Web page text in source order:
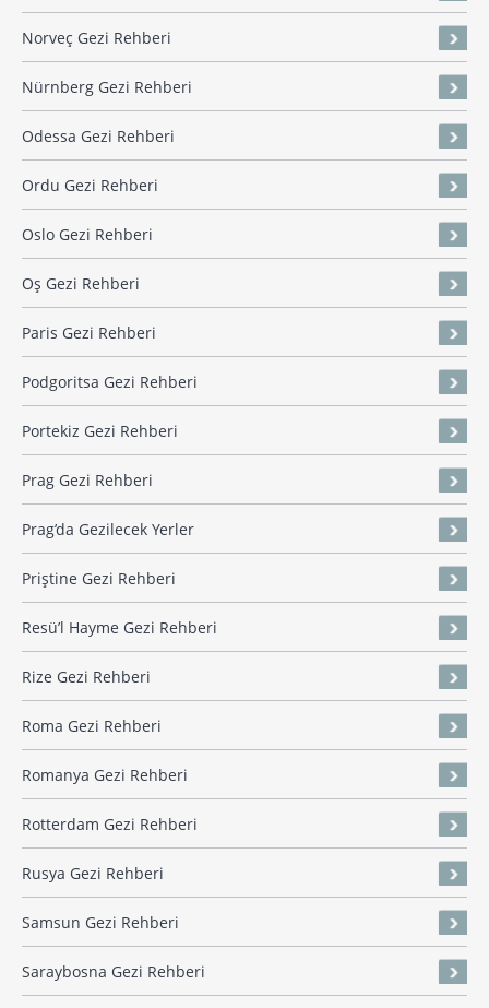
Norveç Gezi Rehberi
Nürnberg Gezi Rehberi
Odessa Gezi Rehberi
Ordu Gezi Rehberi
Oslo Gezi Rehberi
Oş Gezi Rehberi
Paris Gezi Rehberi
Podgoritsa Gezi Rehberi
Portekiz Gezi Rehberi
Prag Gezi Rehberi
Prag’da Gezilecek Yerler
Priştine Gezi Rehberi
Resü’l Hayme Gezi Rehberi
Rize Gezi Rehberi
Roma Gezi Rehberi
Romanya Gezi Rehberi
Rotterdam Gezi Rehberi
Rusya Gezi Rehberi
Samsun Gezi Rehberi
Saraybosna Gezi Rehberi